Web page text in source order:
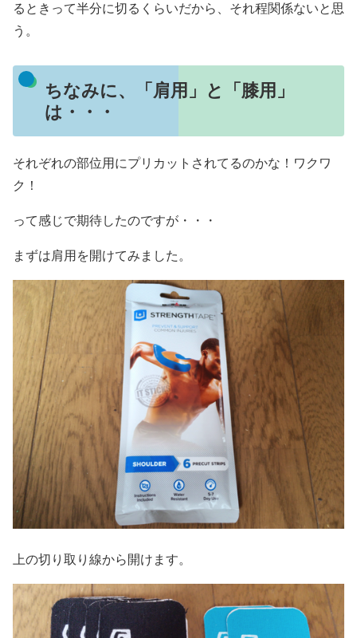
るときって半分に切るくらいだから、それ程関係ないと思
う。
ちなみに、「肩用」と「膝用」
は・・・
それぞれの部位用にプリカットされてるのかな！ワクワ
ク！
って感じで期待したのですが・・・
まずは肩用を開けてみました。
上の切り取り線から開けます。